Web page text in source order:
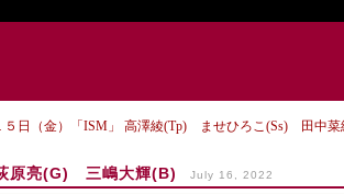
５日（金）「ISM」 高澤綾(Tp) ませひろこ(Ss) 田中菜
原亮(G) 三嶋大輝(B) July 16, 2022